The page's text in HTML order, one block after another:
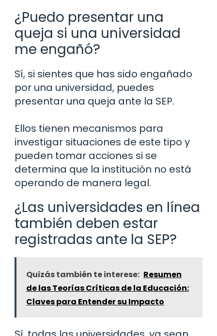
¿Puedo presentar una
queja si una universidad
me engañó?
Sí, si sientes que has sido engañado
por una universidad, puedes
presentar una queja ante la SEP.
Ellos tienen mecanismos para
investigar situaciones de este tipo y
pueden tomar acciones si se
determina que la institución no está
operando de manera legal.
¿Las universidades en línea
también deben estar
registradas ante la SEP?
Quizás también te interese: Resumen
de las Teorías Críticas de la Educación:
Claves para Entender su Impacto